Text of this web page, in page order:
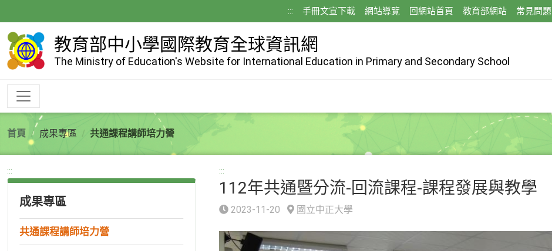
到
主
內
::: 手冊文宣下載 網站導覽 回網站首頁 教育部網站 常見問題
教育部中小學國際教育全球資訊網
The Ministry of Education's Website for International Education in Primary and Secondary School
首頁 成果專區 共通課程講師培力營
:::
成果專區
共通課程講師培力營
:::
112年共通暨分流-回流課程-課程發展與教學
2023-11-20 國立中正大學